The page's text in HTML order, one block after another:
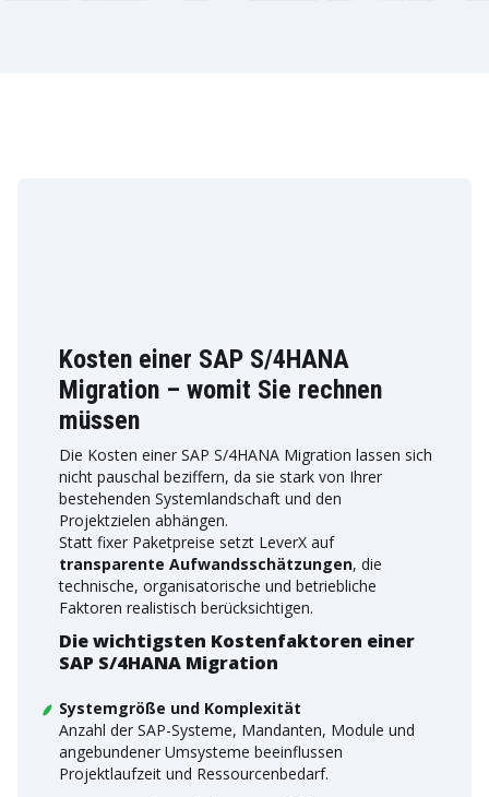
Kosten einer SAP S/4HANA
Migration – womit Sie rechnen
müssen
Die Kosten einer SAP S/4HANA Migration lassen sich
nicht pauschal beziffern, da sie stark von Ihrer
bestehenden Systemlandschaft und den
Projektzielen abhängen.
Statt fixer Paketpreise setzt LeverX auf
transparente Aufwandsschätzungen, die
technische, organisatorische und betriebliche
Faktoren realistisch berücksichtigen.
Die wichtigsten Kostenfaktoren einer
SAP S/4HANA Migration
Systemgröße und Komplexität
Anzahl der SAP-Systeme, Mandanten, Module und
angebundener Umsysteme beeinflussen
Projektlaufzeit und Ressourcenbedarf.